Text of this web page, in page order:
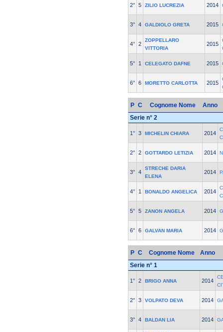
2° 5 ZILIO LUCREZIA 2014
3° 4 GALDIOLO GRETA 2015
4° 2
ZOPPELLARO
VITTORIA
2015
5° 1 CELEGATO DAFNE 2015
6° 6 MORETTO CARLOTTA 2015
P C Cognome Nome
Anno
Serie n° 2
1° 3 MICHELIN CHIARA 2014
2° 2 GOTTARDO LETIZIA 2014
3° 4
STRECHE DARIA
ELENA
2014
4° 1 BONALDO ANGELICA 2014
5° 5 ZANON ANGELA 2014
6° 6 GALVAN MARIA 2014
P C Cognome Nome
Anno
Serie n° 1
1° 2 BRIGO ANNA 2014
2° 3 VOLPATO DEVA 2014
3° 4 BALDAN LIA 2014